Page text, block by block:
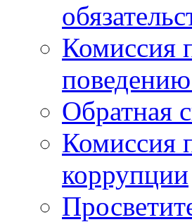
Комиссия
Обратная
Комиссия
коррупции